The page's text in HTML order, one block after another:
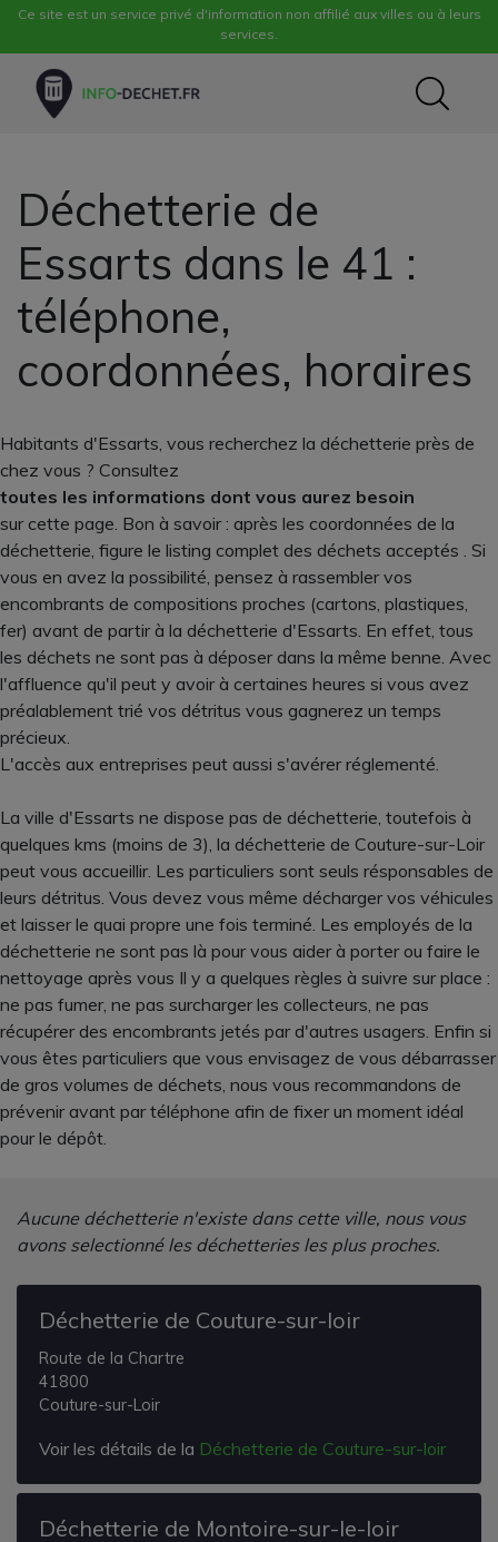
Ce site est un service privé d'information non affilié aux villes ou à leurs
services.
Déchetterie de
Essarts dans le 41 :
téléphone,
coordonnées, horaires
Habitants d'Essarts, vous recherchez la déchetterie près de
chez vous ? Consultez
toutes les informations dont vous aurez besoin
sur cette page. Bon à savoir : après les coordonnées de la
déchetterie, figure le listing complet des déchets acceptés . Si
vous en avez la possibilité, pensez à rassembler vos
encombrants de compositions proches (cartons, plastiques,
fer) avant de partir à la déchetterie d'Essarts. En effet, tous
les déchets ne sont pas à déposer dans la même benne. Avec
l'affluence qu'il peut y avoir à certaines heures si vous avez
préalablement trié vos détritus vous gagnerez un temps
précieux.
L'accès aux entreprises peut aussi s'avérer réglementé.
La ville d'Essarts ne dispose pas de déchetterie, toutefois à
quelques kms (moins de 3), la déchetterie de Couture-sur-Loir
peut vous accueillir. Les particuliers sont seuls résponsables de
leurs détritus. Vous devez vous même décharger vos véhicules
et laisser le quai propre une fois terminé. Les employés de la
déchetterie ne sont pas là pour vous aider à porter ou faire le
nettoyage après vous Il y a quelques règles à suivre sur place :
ne pas fumer, ne pas surcharger les collecteurs, ne pas
récupérer des encombrants jetés par d'autres usagers. Enfin si
vous êtes particuliers que vous envisagez de vous débarrasser
de gros volumes de déchets, nous vous recommandons de
prévenir avant par téléphone afin de fixer un moment idéal
pour le dépôt.
Aucune déchetterie n'existe dans cette ville, nous vous
avons selectionné les déchetteries les plus proches.
Déchetterie de Couture-sur-loir
Route de la Chartre
41800
Couture-sur-Loir
Voir les détails de la Déchetterie de Couture-sur-loir
Déchetterie de Montoire-sur-le-loir